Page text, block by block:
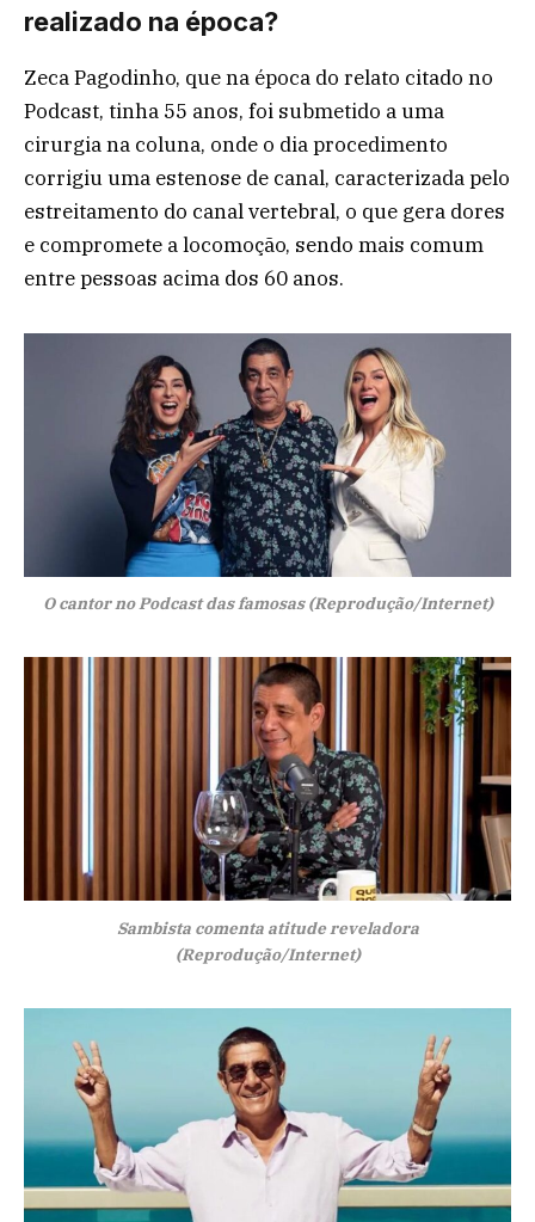
realizado na época?
Zeca Pagodinho, que na época do relato citado no
Podcast, tinha 55 anos, foi submetido a uma
cirurgia na coluna, onde o dia procedimento
corrigiu uma estenose de canal, caracterizada pelo
estreitamento do canal vertebral, o que gera dores
e compromete a locomoção, sendo mais comum
entre pessoas acima dos 60 anos.
O cantor no Podcast das famosas (Reprodução/Internet)
Sambista comenta atitude reveladora
(Reprodução/Internet)